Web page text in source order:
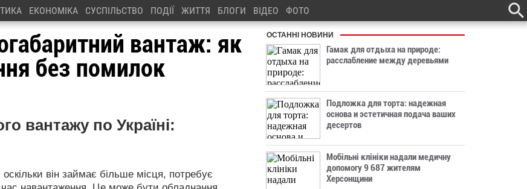
ЕКОНОМІКА СУСПІЛЬСТВО ПОДІЇ ЖИТТЯ БЛОГИ ВІДЕО ФОТО
вантаж: як
без помилок
вантажу по Україні:
він займає більше місця, потребує
ОСТАННІ НОВИНИ
Гамак для отдыха на природе:
расслабление между деревьями
Подложка для торта: надежная
основа и эстетичная подача ваших
десертов
Мобільні клініки надали медичну
допомогу 9 687 жителям
Херсонщини